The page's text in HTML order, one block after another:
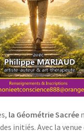
la Géométrie Sacrée
initiés. Avec la venue